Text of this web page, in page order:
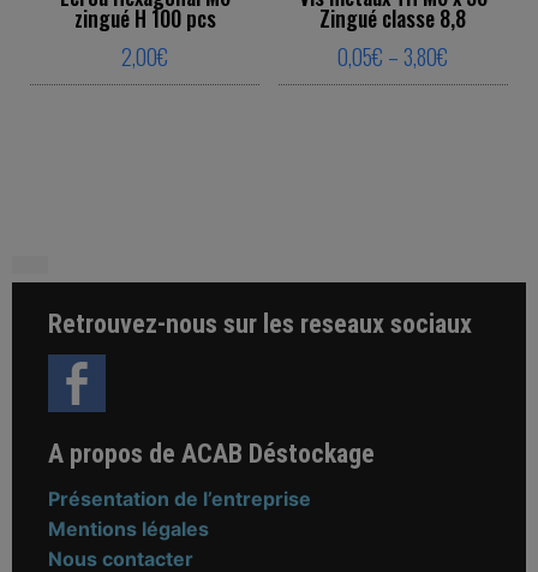
zingué H 100 pcs
2,00€
Zingué classe 8,8
0,05€ – 3,80€
Retrouvez-nous sur les reseaux sociaux
A propos de ACAB Déstockage
Présentation de l’entreprise
Mentions légales
Nous contacter